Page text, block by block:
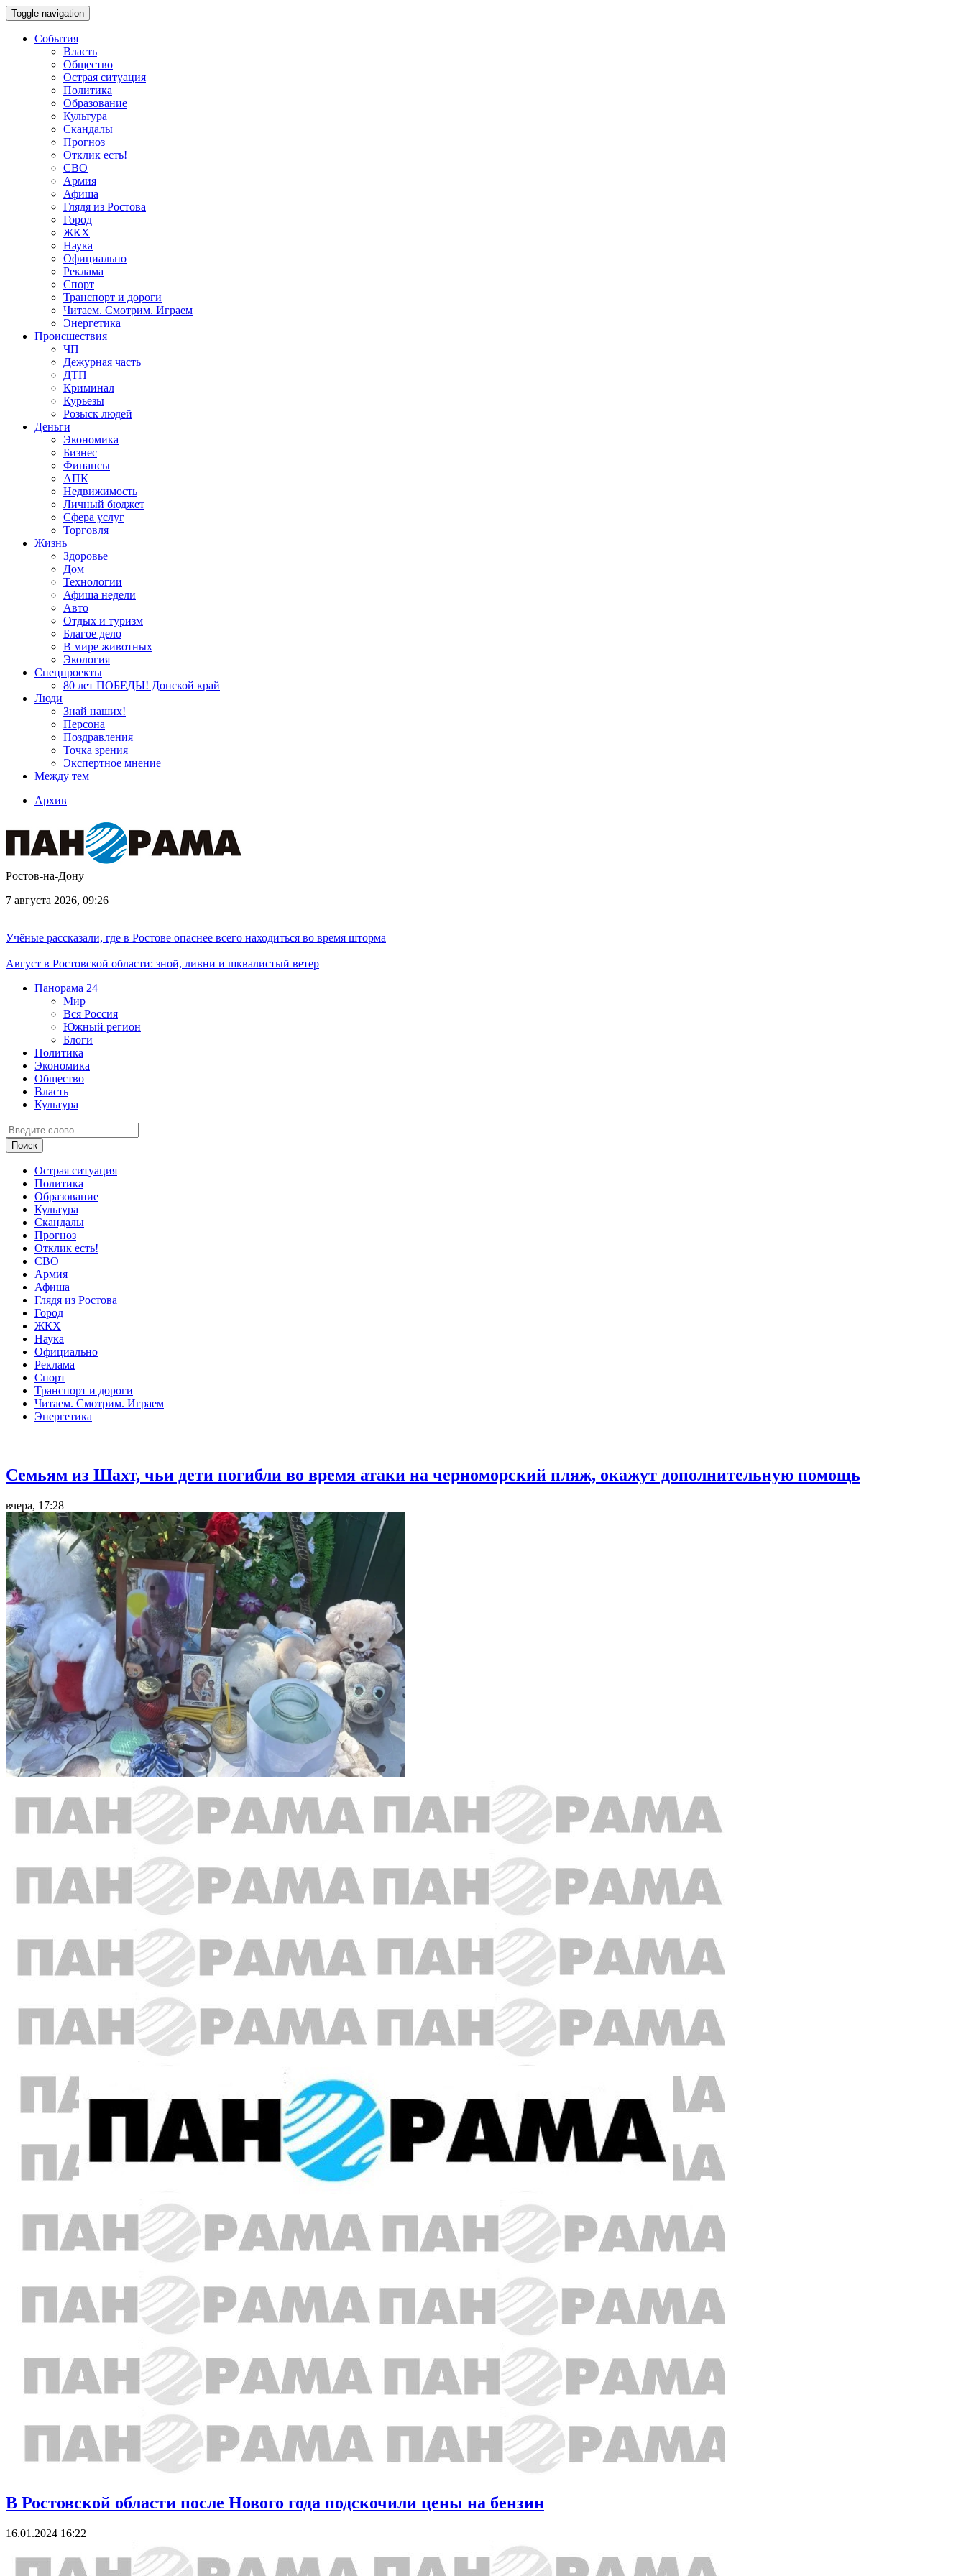
Toggle navigation
События
Власть
Общество
Острая ситуация
Политика
Образование
Культура
Скандалы
Прогноз
Отклик есть!
СВО
Армия
Афиша
Глядя из Ростова
Город
ЖКХ
Наука
Официально
Реклама
Спорт
Транспорт и дороги
Читаем. Смотрим. Играем
Энергетика
Происшествия
ЧП
Дежурная часть
ДТП
Криминал
Курьезы
Розыск людей
Деньги
Экономика
Бизнес
Финансы
АПК
Недвижимость
Личный бюджет
Сфера услуг
Торговля
Жизнь
Здоровье
Дом
Технологии
Афиша недели
Авто
Отдых и туризм
Благое дело
В мире животных
Экология
Спецпроекты
80 лет ПОБЕДЫ! Донской край
Люди
Знай наших!
Персона
Поздравления
Точка зрения
Экспертное мнение
Между тем
Архив
Ростов-на-Дону
7 августа 2026, 09:26
Учёные рассказали, где в Ростове опаснее всего находиться во время шторма
Август в Ростовской области: зной, ливни и шквалистый ветер
Панорама 24
Мир
Вся Россия
Южный регион
Блоги
Политика
Экономика
Общество
Власть
Культура
Острая ситуация
Политика
Образование
Культура
Скандалы
Прогноз
Отклик есть!
СВО
Армия
Афиша
Глядя из Ростова
Город
ЖКХ
Наука
Официально
Реклама
Спорт
Транспорт и дороги
Читаем. Смотрим. Играем
Энергетика
Семьям из Шахт, чьи дети погибли во время атаки на черноморский пляж, окажут дополнительную помощь
вчера, 17:28
В Ростовской области после Нового года подскочили цены на бензин
16.01.2024 16:22